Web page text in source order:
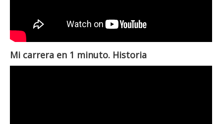
Mi carrera en 1 minuto. Historia